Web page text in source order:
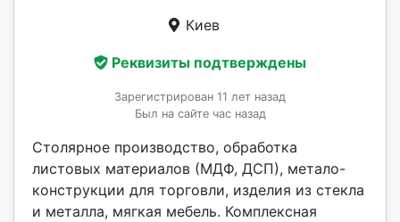
Киев
Реквизиты подтверждены
Зарегистрирован 11 лет назад
Был на сайте час назад
Столярное производство, обработка
листовых материалов (МДФ, ДСП), метало-
конструкции для торговли, изделия из стекла
и металла, мягкая мебель. Комплексная